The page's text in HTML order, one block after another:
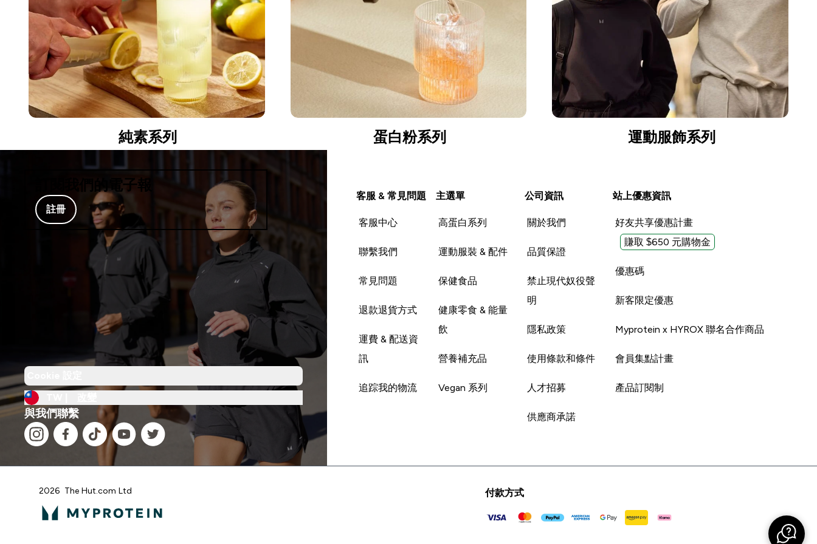
純素系列 蛋白粉系列 運動服飾系列
訂閱我們的電子報
註冊
與我們聯繫
客服 & 常見問題
客服中心
聯繫我們
常見問題
退款退貨方式
運費 & 配送資
訊
追踪我的物流
主選單
高蛋白系列
運動服裝 & 配件
保健食品
健康零食 & 能量
飲
營養補充品
Vegan 系列
公司資訊
關於我們
品質保證
禁止現代奴役聲
明
隱私政策
使用條款和條件
人才招募
供應商承諾
站上優惠資訊
好友共享優惠計畫
賺取 $650 元購物金
優惠碼
新客限定優惠
Myprotein x HYROX 聯名合作商品
會員集點計畫
產品訂閱制
2026 The Hut.com Ltd 付款方式